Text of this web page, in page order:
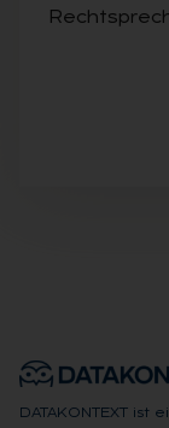
DATAKONTEXT